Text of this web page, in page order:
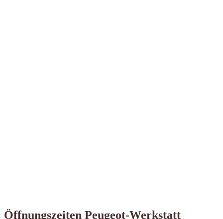
Öffnungszeiten Peugeot-Werkstatt